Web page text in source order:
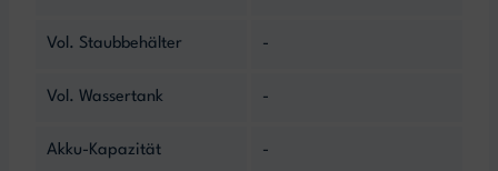
Vol. Staubbehälter -
Vol. Wassertank -
Akku-Kapazität -